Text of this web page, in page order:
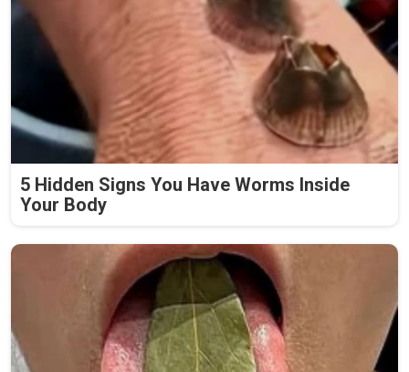
5 Hidden Signs You Have Worms Inside
Your Body